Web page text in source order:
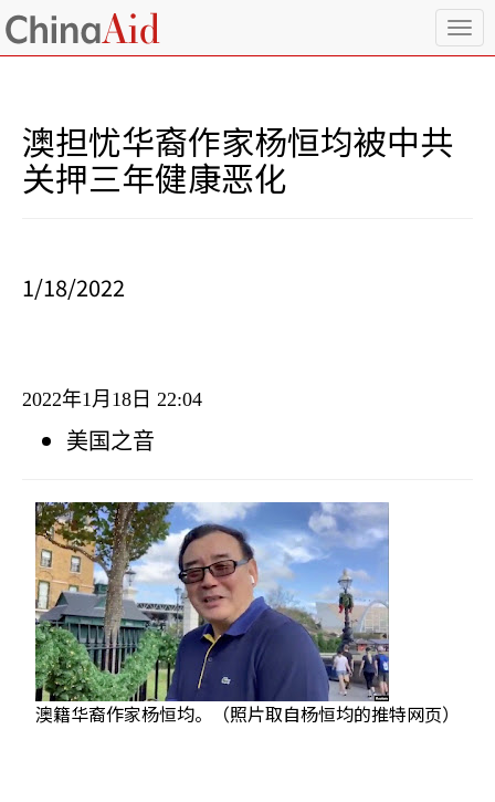
T
o
澳担忧华裔作家杨恒均被中共
关押三年健康恶化
1/18/2022
2022年1月 18 日 22:04
美国之音
澳籍华裔作家杨恒均。（照片取自杨恒均的推特网页）